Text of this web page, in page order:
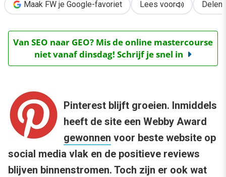
Maak FW je Google-favoriet Lees voor Delen
Van SEO naar GEO? Mis de online mastercourse
niet vanaf dinsdag! Schrijf je snel in
Pinterest blijft groeien. Inmiddels
heeft de site een Webby Award
gewonnen voor beste website op
social media vlak en de positieve reviews
blijven binnenstromen. Toch zijn er ook wat